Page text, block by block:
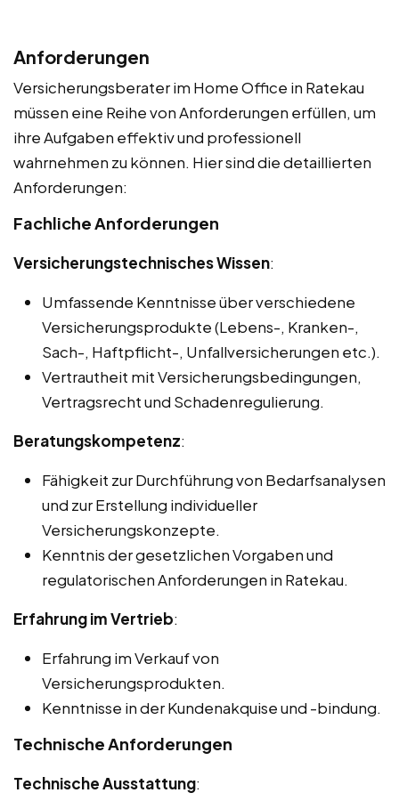
Anforderungen
Versicherungsberater im Home Office in Ratekau
müssen eine Reihe von Anforderungen erfüllen, um
ihre Aufgaben effektiv und professionell
wahrnehmen zu können. Hier sind die detaillierten
Anforderungen:
Fachliche Anforderungen
Versicherungstechnisches Wissen:
Umfassende Kenntnisse über verschiedene
Versicherungsprodukte (Lebens-, Kranken-,
Sach-, Haftpflicht-, Unfallversicherungen etc.).
Vertrautheit mit Versicherungsbedingungen,
Vertragsrecht und Schadenregulierung.
Beratungskompetenz:
Fähigkeit zur Durchführung von Bedarfsanalysen
und zur Erstellung individueller
Versicherungskonzepte.
Kenntnis der gesetzlichen Vorgaben und
regulatorischen Anforderungen in Ratekau.
Erfahrung im Vertrieb:
Erfahrung im Verkauf von
Versicherungsprodukten.
Kenntnisse in der Kundenakquise und -bindung.
Technische Anforderungen
Technische Ausstattung: